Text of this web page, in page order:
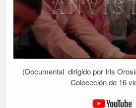
(Documental dirigido por Iris
Coleccción de 16